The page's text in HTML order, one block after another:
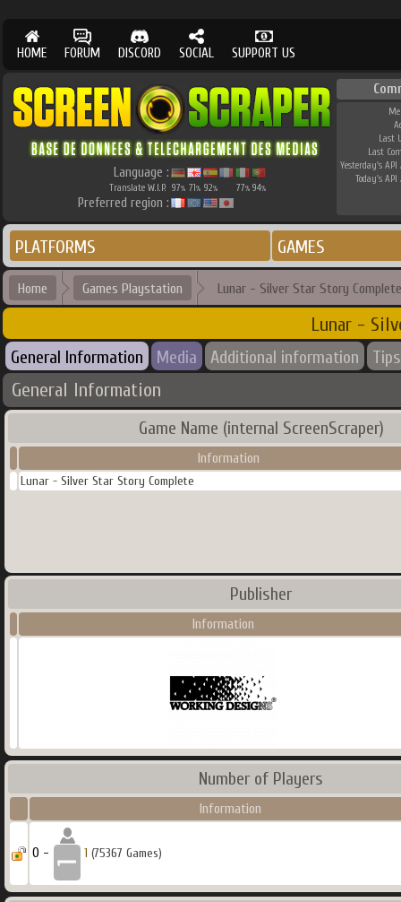
HOME FORUM DISCORD SOCIAL SUPPORT US
Language :
Translate W.I.P. 97% 71% 92% 77% 94%
Preferred region :
Last
Last
Yesterday's API
Today's API
PLATFORMS GAMES
Home Games Playstation Lunar - Silver Star Story Complete
Lunar -
General Information Media Additional information Tips
General Information
Game Name (internal ScreenScraper)
Information
Lunar - Silver Star Story Complete
Publisher
Information
Number of Players
Information
0 - 1 (75367 Games)